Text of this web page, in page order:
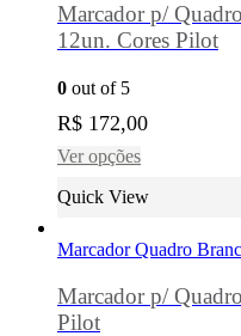
Marcador p/
12un. Cores Pilot
0 out of 5
R$ 172,00
Ver opções
Quick View
Marcador Quadro
Marcador p/
Pilot